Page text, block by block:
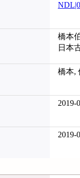
橋本
日本
橋本,
2019-
2019-